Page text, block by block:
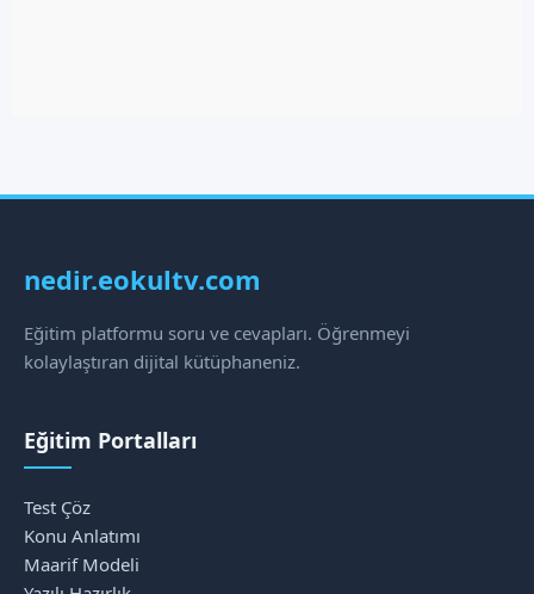
nedir.eokultv.com
Eğitim platformu soru ve cevapları. Öğrenmeyi
kolaylaştıran dijital kütüphaneniz.
Eğitim Portalları
Test Çöz
Konu Anlatımı
Maarif Modeli